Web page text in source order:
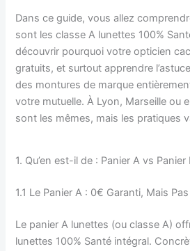
Dans ce guide, vous allez
sont les classe A lunettes 100%
découvrir pourquoi votre opticien
gratuits, et surtout apprendre
des montures de marque
votre mutuelle. À Lyon, Marseille ou
sont les mêmes, mais les pratiques
1. Qu’en est-il de : Panier A vs Panier
1.1 Le Panier A : 0€ Garanti, Mais
Le panier A lunettes (ou classe A)
lunettes 100% Santé intégral.